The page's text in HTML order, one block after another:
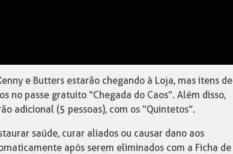
e Butters estarão chegando à Loja, mas itens de
no passe gratuito “Chegada do Caos”. Além disso,
adicional (5 pessoas), com os “Quintetos”.
saúde, curar aliados ou causar dano aos
após serem eliminados com a Ficha de